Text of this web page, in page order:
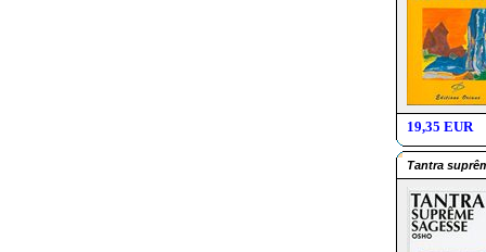
19,35 EUR
Tantra